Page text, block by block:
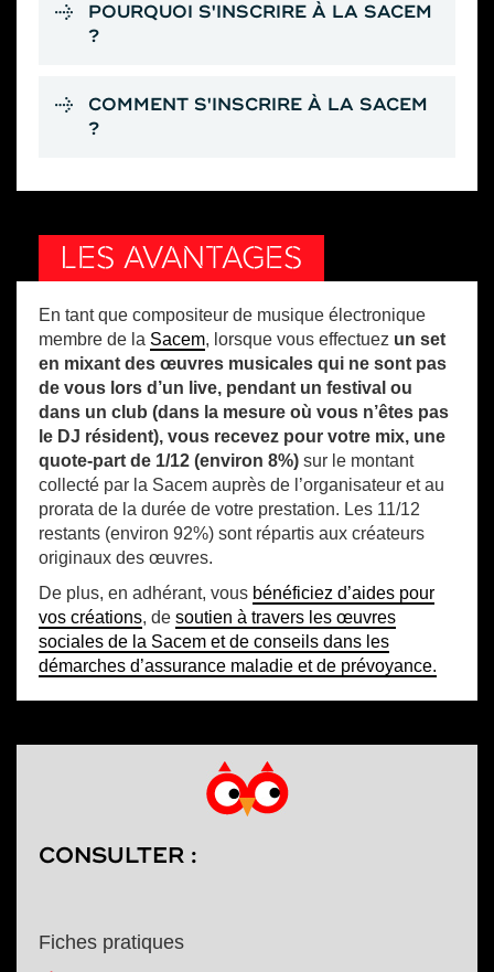
POURQUOI S'INSCRIRE À LA SACEM
?
COMMENT S'INSCRIRE À LA SACEM
?
LES AVANTAGES
En tant que compositeur de musique électronique
membre de la Sacem, lorsque vous effectuez un set
en mixant des œuvres musicales qui ne sont pas
de vous lors d’un live, pendant un festival ou
dans un club (dans la mesure où vous n’êtes pas
le DJ résident), vous recevez pour votre mix, une
quote-part de 1/12 (environ 8%) sur le montant
collecté par la Sacem auprès de l’organisateur et au
prorata de la durée de votre prestation. Les 11/12
restants (environ 92%) sont répartis aux créateurs
originaux des œuvres.
De plus, en adhérant, vous bénéficiez d’aides pour
vos créations, de soutien à travers les œuvres
sociales de la Sacem et de conseils dans les
démarches d’assurance maladie et de prévoyance.
CONSULTER :
Fiches pratiques